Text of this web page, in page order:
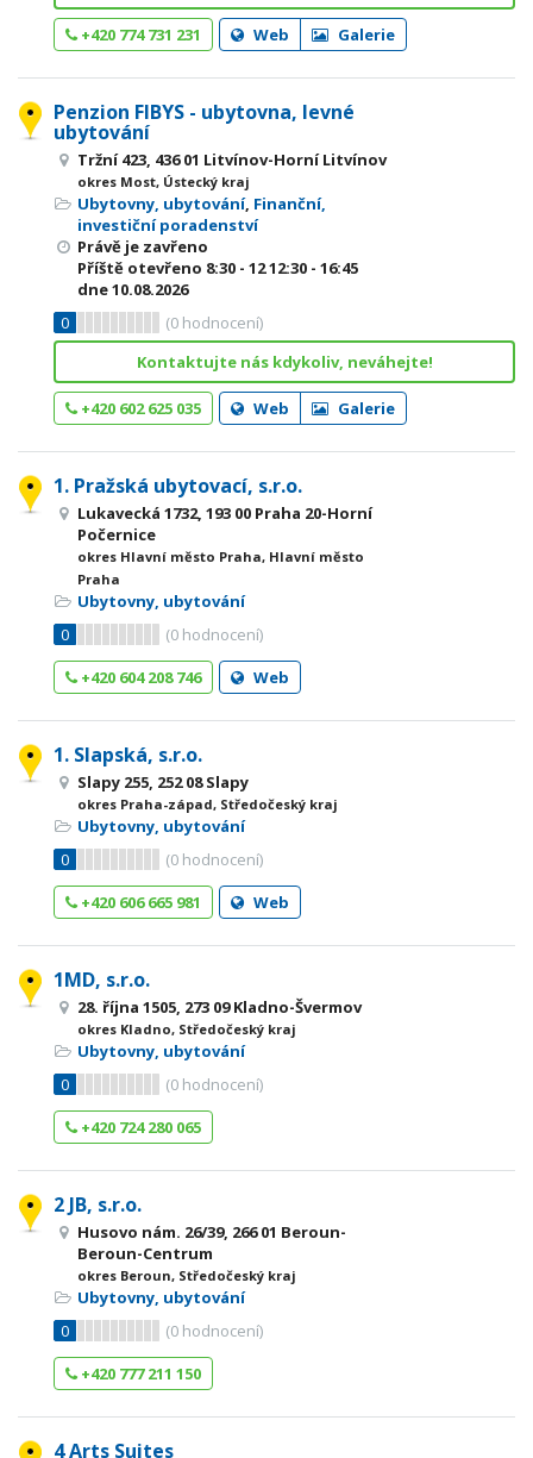
+420 774 731 231 Web Galerie
Penzion FIBYS - ubytovna, levné
ubytování
Tržní 423, 436 01 Litvínov-Horní Litvínov
okres Most, Ústecký kraj
Ubytovny, ubytování, Finanční,
investiční poradenství
Právě je zavřeno
Příště otevřeno 8:30 - 1212:30 - 16:45
dne 10.08.2026
0
(0 hodnocení)
Kontaktujte nás kdykoliv, neváhejte!
+420 602 625 035 Web Galerie
1. Pražská ubytovací, s.r.o.
Lukavecká 1732, 193 00 Praha 20-Horní
Počernice
okres Hlavní město Praha, Hlavní město
Praha
Ubytovny, ubytování
0
(0 hodnocení)
+420 604 208 746
Web
1. Slapská, s.r.o.
Slapy 255, 252 08 Slapy
okres Praha-západ, Středočeský kraj
Ubytovny, ubytování
0
(0 hodnocení)
+420 606 665 981
Web
1MD, s.r.o.
28. října 1505, 273 09 Kladno-Švermov
okres Kladno, Středočeský kraj
Ubytovny, ubytování
0
(0 hodnocení)
+420 724 280 065
2 JB, s.r.o.
Husovo nám. 26/39, 266 01 Beroun-
Beroun-Centrum
okres Beroun, Středočeský kraj
Ubytovny, ubytování
0
(0 hodnocení)
+420 777 211 150
4 Arts Suites